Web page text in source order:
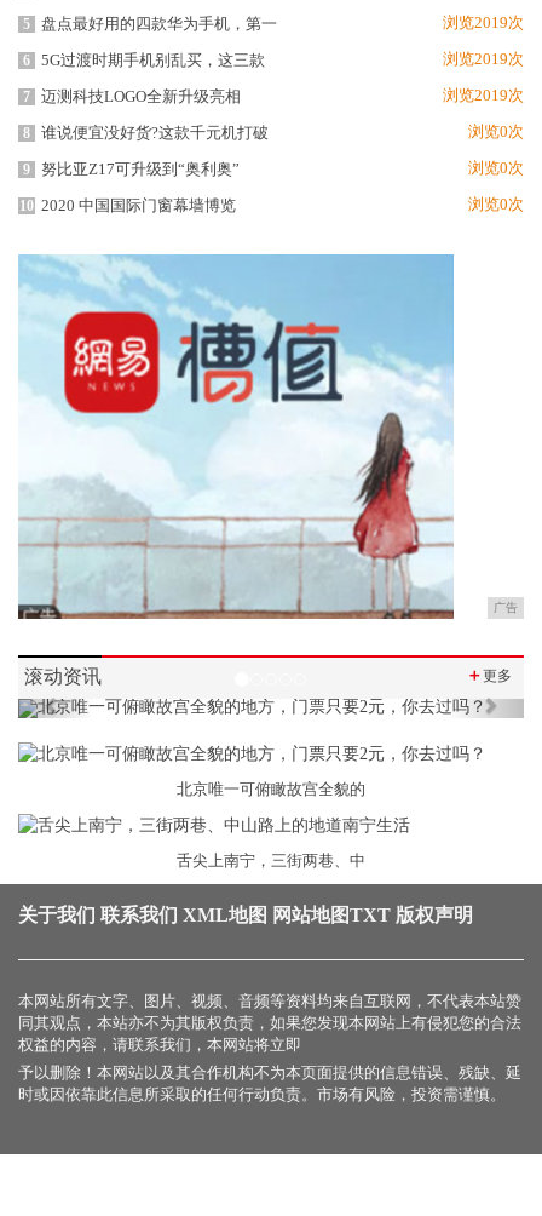
5 盘点最好用的四款华为手机，第一 浏览2019次
6 5G过渡时期手机别乱买，这三款 浏览2019次
7 迈测科技LOGO全新升级亮相 浏览2019次
8 谁说便宜没好货?这款千元机打破 浏览0次
9 努比亚Z17可升级到“奥利奥” 浏览0次
10 2020 中国国际门窗幕墙博览 浏览0次
广告
滚动资讯 ＋更多
Previous Next
北京唯一可俯瞰故宫全貌的
舌尖上南宁，三街两巷、中
关于我们 联系我们 XML地图 网站地图TXT 版权声明
本网站所有文字、图片、视频、音频等资料均来自互联网，不代表本站赞
同其观点，本站亦不为其版权负责，如果您发现本网站上有侵犯您的合法
权益的内容，请联系我们，本网站将立即
予以删除！本网站以及其合作机构不为本页面提供的信息错误、残缺、延
时或因依靠此信息所采取的任何行动负责。市场有风险，投资需谨慎。